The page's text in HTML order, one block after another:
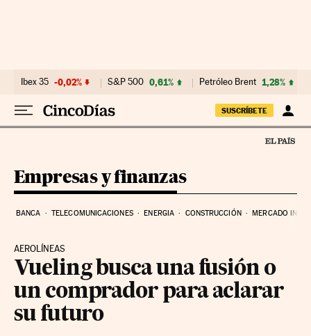
Ibex 35 -0,02% S&P 500 0,61% Petróleo Brent 1,28%
SUSCRÍBETE
Empresas y finanzas
BANCA TELECOMUNICACIONES ENERGIA CONSTRUCCIÓN MERCADO
AEROLÍNEAS
Vueling busca una fusión o
un comprador para aclarar
su futuro